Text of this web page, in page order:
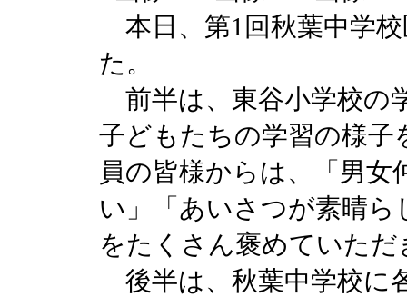
本日、第1回秋葉中学
た。
前半は、東谷小学校の
子どもたちの学習の様
員の皆様からは、「男
い」「あいさつが素晴
をたくさん褒めていただ
後半は、秋葉中学校に